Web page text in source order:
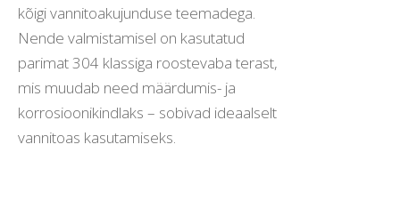
kõigi vannitoakujunduse teemadega.
Nende valmistamisel on kasutatud
parimat 304 klassiga roostevaba terast,
mis muudab need määrdumis- ja
korrosioonikindlaks – sobivad ideaalselt
vannitoas kasutamiseks.